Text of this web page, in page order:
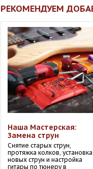
РЕКОМЕНДУЕМ
Наша Мастерская:
Замена струн
Снятие старых струн,
протяжка колков, установка
новых струн и настройка
гитары по тюнеру в